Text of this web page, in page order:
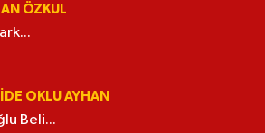
ÖZKUL
OKLU AYHAN
Beli...